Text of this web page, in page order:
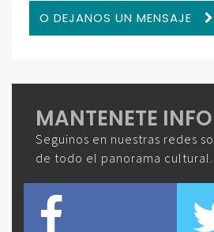
O DEJANOS UN MENSAJE
MANTENETE
Seguinos en nuestras redes
de todo el panorama cultural.